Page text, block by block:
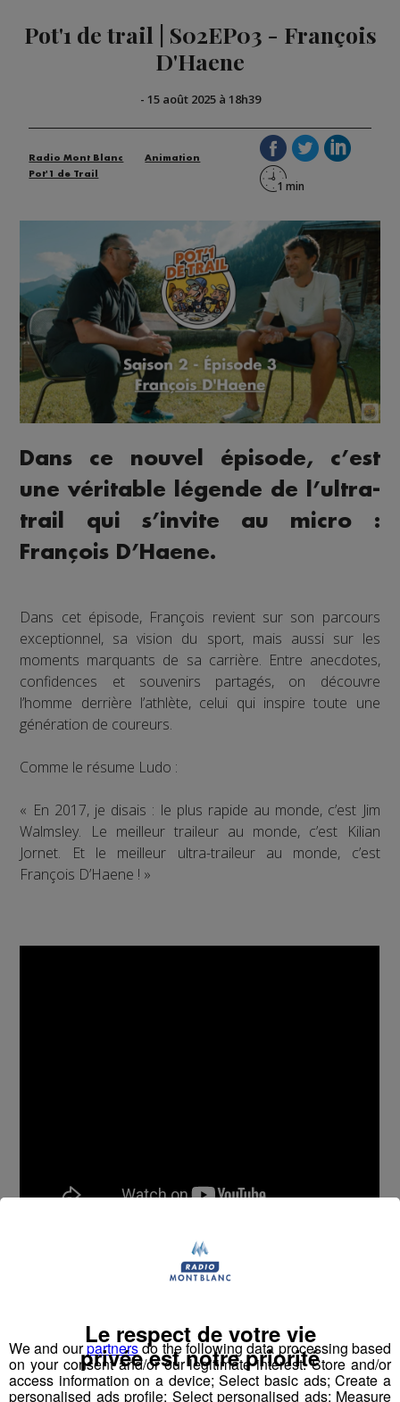
Pot'1 de trail | S02EP03 - François
D'Haene
- 15 août 2025 à 18h39
Radio Mont Blanc
Animation
Pot'1 de Trail
Dans ce nouvel épisode, c’est
une véritable légende de l’ultra-
trail qui s’invite au micro :
François D’Haene.
Dans cet épisode, François revient sur son parcours
exceptionnel, sa vision du sport, mais aussi sur les
moments marquants de sa carrière. Entre anecdotes,
confidences et souvenirs partagés, on découvre
l’homme derrière l’athlète, celui qui inspire toute une
génération de coureurs.
Comme le résume Ludo :
« En 2017, je disais : le plus rapide au monde, c’est Jim
Walmsley. Le meilleur traileur au monde, c’est Kilian
Jornet. Et le meilleur ultra-traileur au monde, c’est
François D’Haene ! »
Podcast soutenu par Izalco et Radio Mont-Blanc
Partager sur Facebook
We and ourpartnersdo the following data processing based
on your consent and/or our legitimate interest: Store and/or
access information on a device; Select basic ads; Create a
personalised ads profile; Select personalised ads; Measure
Le respect de votre vie
privée est notre priorité